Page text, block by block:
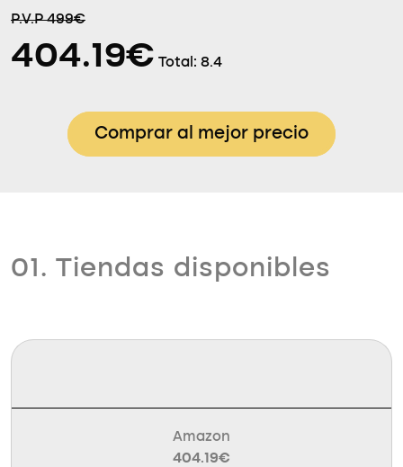
P.V.P 499€
404.19€ Total: 8.4
Comprar al mejor precio
01. Tiendas disponibles
Amazon
404.19€